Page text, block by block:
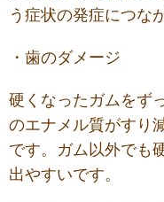
う症状の発症につな
・歯のダメージ
硬くなったガムをず
のエナメル質がすり
です。ガム以外でも
出やすいです。